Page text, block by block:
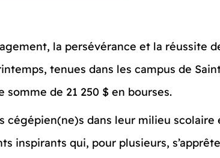
la persévérance et la réussite
tenues dans les campus de
de 21 250 $ en bourses.
dans leur milieu scolaire
inspirants qui, pour plusieurs,